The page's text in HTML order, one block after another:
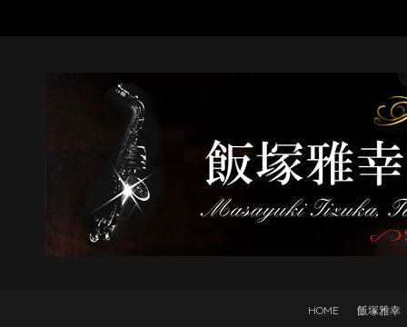
HOME 飯塚雅幸